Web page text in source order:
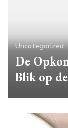
Uncategorized
De
Blik op